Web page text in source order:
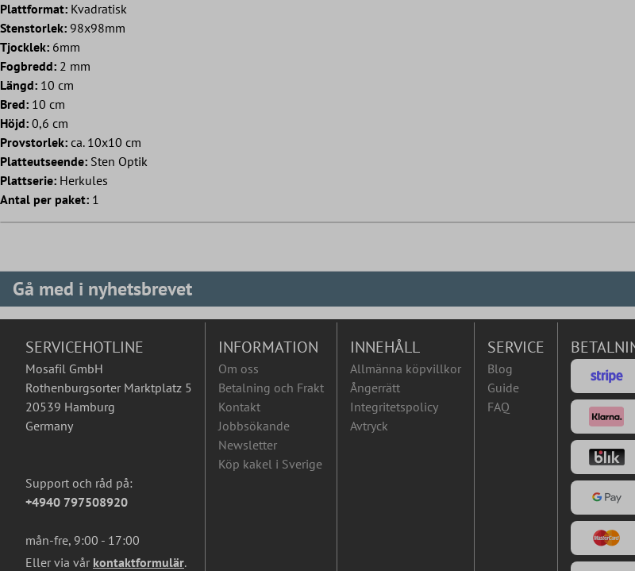
Plattformat: Kvadratisk
Stenstorlek: 98x98mm
Tjocklek: 6mm
Fogbredd: 2 mm
Längd: 10 cm
Bred: 10 cm
Höjd: 0,6 cm
Provstorlek: ca. 10x10 cm
Platteutseende: Sten Optik
Plattserie: Herkules
Antal per paket: 1
Gå med i nyhetsbrevet
SERVICEHOTLINE
Mosafil GmbH
Rothenburgsorter Marktplatz 5
20539 Hamburg
Germany
Support och råd på:
+4940 797508920
mån-fre, 9:00 - 17:00
Eller via vår kontaktformulär.
INFORMATION
Om oss
Betalning och Frakt
Kontakt
Jobbsökande
Newsletter
Köp kakel i Sverige
INNEHÅLL
Allmänna köpvillkor
Ångerrätt
Integritetspolicy
Avtryck
SERVICE
Blog
Guide
FAQ